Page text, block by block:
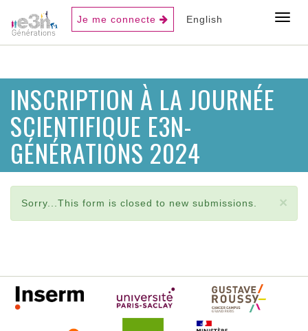
contenu
principal
USER
ACCOUNT
MENU
Je me connecte English
INSCRIPTION À LA JOURNÉE
SCIENTIFIQUE E3N-
GÉNÉRATIONS 2024
×
MESSAGE D'ÉTAT
Sorry...This form is closed to new submissions.